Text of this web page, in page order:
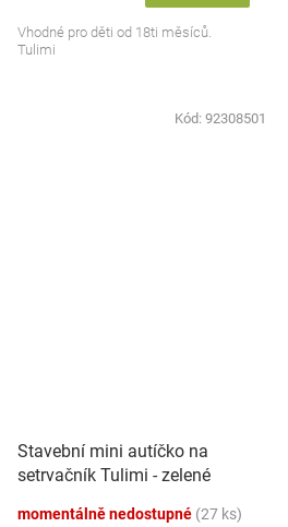
Vhodné pro děti od 18ti měsíců.
Tulimi
Kód: 92308501
Stavební mini autíčko na
setrvačník Tulimi - zelené
momentálně nedostupné (27 ks)